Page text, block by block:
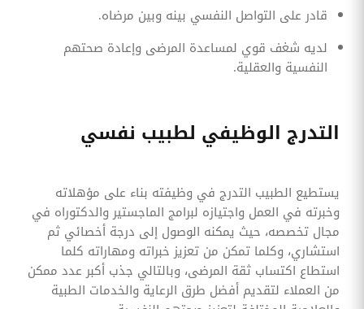
قادر على التواصل النفسي بينه وبين مرضاه.
لديه شغف قوي لمساعدة المرضى وإعادة صحتهم
النفسية والعقلية.
التدرج الوظيفي لطبيب نفسي
يستطيع الطبيب التدرج في وظيفته بناء على مؤهلاته
وخبرته في العمل واجتيازه لبرامج الماجستير والدكتوراه في
مجال تخصصه، حيث يمكنه الوصول إلى درجة أخصائي ثم
استشاري، وكلما تمكن من تعزيز خبراته ومهاراته كلما
استطاع اكتساب ثقة المرضى، وبالتالي جذب أكبر عدد ممكن
من العملاء لتقديم أفضل طرق الرعاية والخدمات الطبية